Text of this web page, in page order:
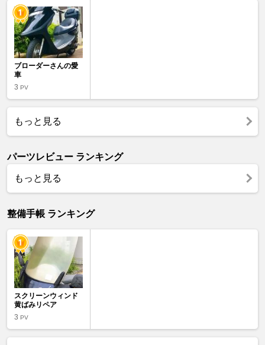
ブローダーさんの愛
車
3 PV
もっと見る
パーツレビュー ランキング
もっと見る
整備手帳 ランキング
スクリーンウィンド
黄ばみリペア
3 PV